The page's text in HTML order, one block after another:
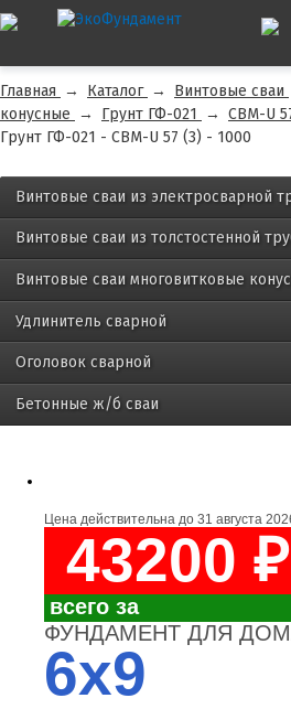
Главная → Каталог → Винтовые сваи
конусные → Грунт ГФ-021 → СВМ-U
Грунт ГФ-021 - СВМ-U 57 (3) - 1000
Винтовые сваи из электросварной
Винтовые сваи из толстостенной
Винтовые сваи многовитковые
Удлинитель сварной
Оголовок сварной
Бетонные ж/б сваи
Цена действительна до 31 августа
43200 ₽
всего за
ФУНДАМЕНТ ДЛЯ
6x9